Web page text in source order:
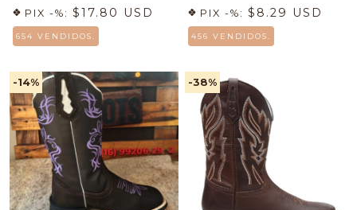
PIX -%: $17.80 USD
654 VENDIDOS.
PIX -%: $8.29 USD
456 VENDIDOS.
-14% -38%